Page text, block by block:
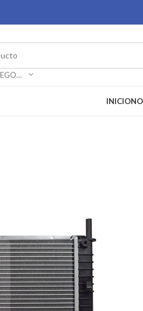
SELECCIONAR CATEGORÍA
INICIO